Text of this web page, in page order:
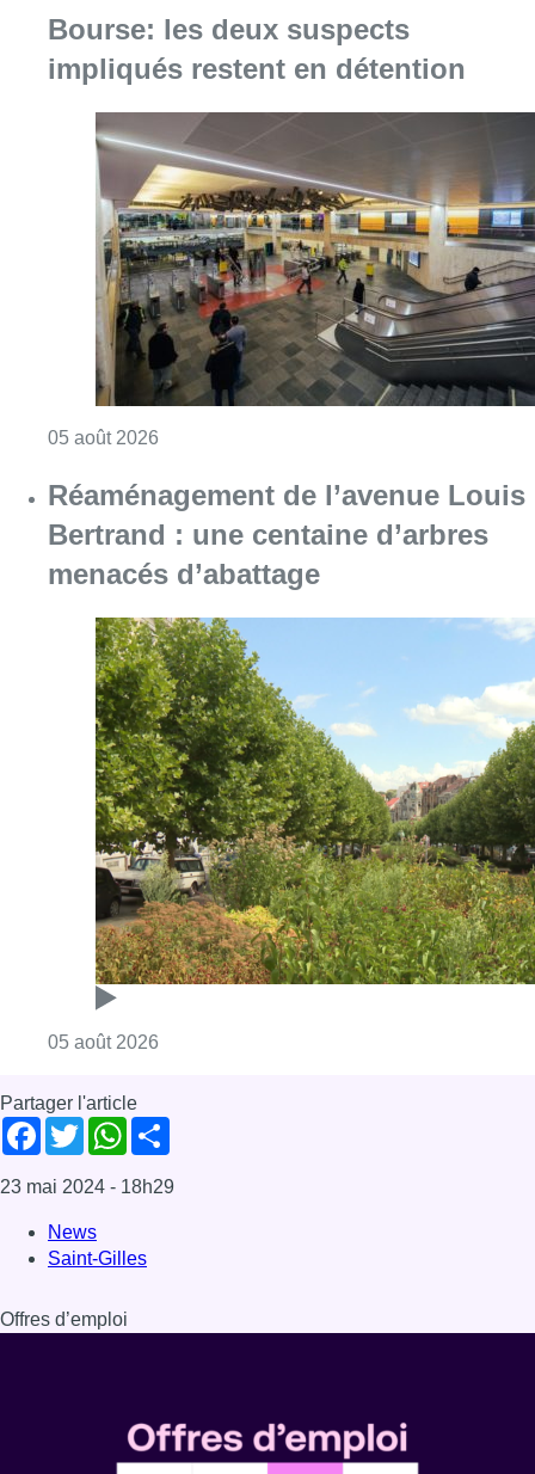
Bourse: les deux suspects
impliqués restent en détention
05 août 2026
Réaménagement de l’avenue Louis
Bertrand : une centaine d’arbres
menacés d’abattage
05 août 2026
Partager l'article
Facebook
TwitterWhatsApp
23 mai 2024 - 18h29
News
Saint-Gilles
Offres d’emploi